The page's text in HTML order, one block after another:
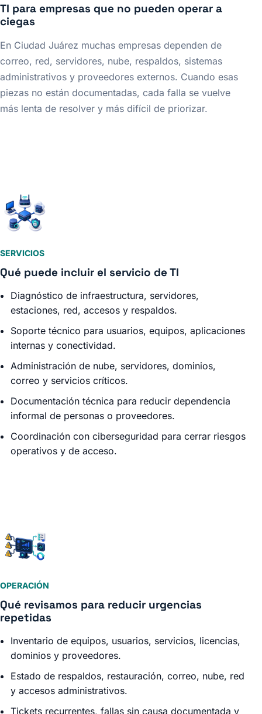
TI para empresas que no pueden operar a
ciegas
En Ciudad Juárez muchas empresas dependen de
correo, red, servidores, nube, respaldos, sistemas
administrativos y proveedores externos. Cuando esas
piezas no están documentadas, cada falla se vuelve
más lenta de resolver y más difícil de priorizar.
SERVICIOS
Qué puede incluir el servicio de TI
Diagnóstico de infraestructura, servidores,
estaciones, red, accesos y respaldos.
Soporte técnico para usuarios, equipos, aplicaciones
internas y conectividad.
Administración de nube, servidores, dominios,
correo y servicios críticos.
Documentación técnica para reducir dependencia
informal de personas o proveedores.
Coordinación con ciberseguridad para cerrar riesgos
operativos y de acceso.
OPERACIÓN
Qué revisamos para reducir urgencias
repetidas
Inventario de equipos, usuarios, servicios, licencias,
dominios y proveedores.
Estado de respaldos, restauración, correo, nube, red
y accesos administrativos.
Tickets recurrentes, fallas sin causa documentada y